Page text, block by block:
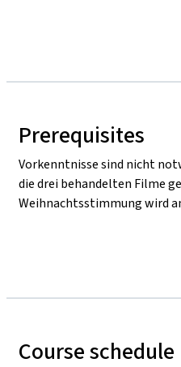
Prerequisites
Vorkenntnisse sind nicht
die drei behandelten Filme
Weihnachtsstimmung wird
Course schedule